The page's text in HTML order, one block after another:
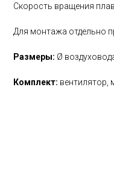
Скорость вращения
Для монтажа отдельно
Размеры: Ø
Комплект: вентилятор,